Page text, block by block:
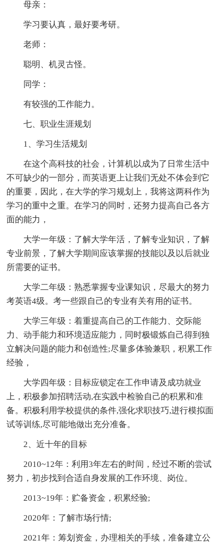
母亲：
学习要认真，最好要考研。
老师：
聪明、机灵古怪。
同学：
有较强的工作能力。
七、职业生涯规划
1、学习生活规划
在这个高科技的社会，计算机以成为了日常生活中
不可缺少的一部分，而英语更上让我们无处不体会到它
的重要，因此，在大学的学习规划上，我将这两科作为
学习的重中之重。在学习的同时，还努力提高自己各方
面的能力，
大学一年级：了解大学年活，了解专业知识，了解
专业前景，了解大学期间应该掌握的技能以及以后就业
所需要的证书。
大学二年级：熟悉掌握专业课知识，尽最大的努力
考英语4级。考一些跟自己的专业有关有用的证书。
大学三年级：着重提高自己的工作能力、交际能
力、动手能力和环境适应能力，同时极锻炼自己得到独
立解决问题的能力和创造性;尽量多体验兼职，积累工作
经验，
大学四年级：目标应锁定在工作申请及成功就业
上，积极参加招聘活动,在实践中检验自己的积累和准
备。积极利用学校提供的条件,强化求职技巧,进行模拟面
试等训练,尽可能地做出充分准备。
2、近十年的目标
2010~12年：利用3年左右的时间，经过不断的尝试
努力，初步找到合适自身发展的工作环境、岗位。
2013~19年：贮备资金，积累经验;
2020年：了解市场行情;
2021年：筹划资金，办理相关的手续，准备建立公